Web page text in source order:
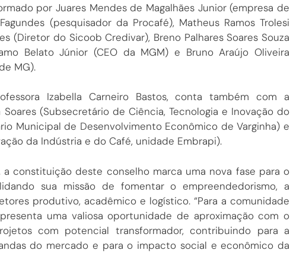
por Juares Mendes de Magalhães Junior (empresa de
(pesquisador da Procafé), Matheus Ramos Trolesi
(Diretor do Sicoob Credivar), Breno Palhares Soares Souza
Belato Júnior (CEO da MGM) e Bruno Araújo Oliveira
MG).
Izabella Carneiro Bastos, conta também com a
(Subsecretário de Ciência, Tecnologia e Inovação do
Municipal de Desenvolvimento Econômico de Varginha) e
da Indústria e do Café, unidade Embrapi).
constituição deste conselho marca uma nova fase para o
sua missão de fomentar o empreendedorismo, a
produtivo, acadêmico e logístico. “Para a comunidade
uma valiosa oportunidade de aproximação com o
com potencial transformador, contribuindo para a
do mercado e para o impacto social e econômico da